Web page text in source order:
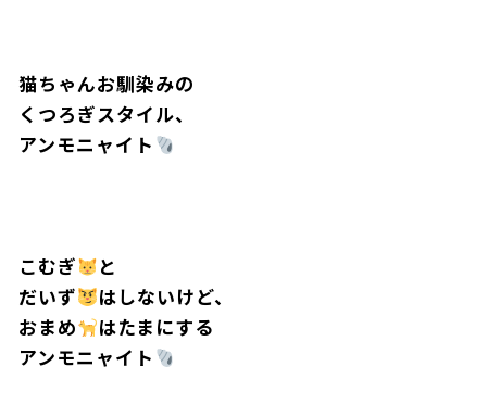
猫ちゃんお馴染みの
くつろぎスタイル、
アンモニャイト
こむぎ
と
だいず
はしないけど、
おまめ
はたまにする
アンモニャイト